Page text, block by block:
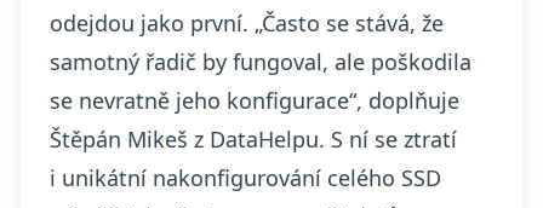
odejdou jako první. „Často se stává, že
samotný řadič by fungoval, ale poškodila
se nevratně jeho konfigurace“, doplňuje
Štěpán Mikeš z DataHelpu. S ní se ztratí
i unikátní nakonfigurování celého SSD